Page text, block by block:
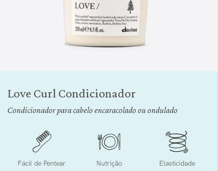
início
Love Curl Condicionador
Condicionador para cabelo encaracolado ou ondulado
Fácil de Pentear Nutrição Elasticidade